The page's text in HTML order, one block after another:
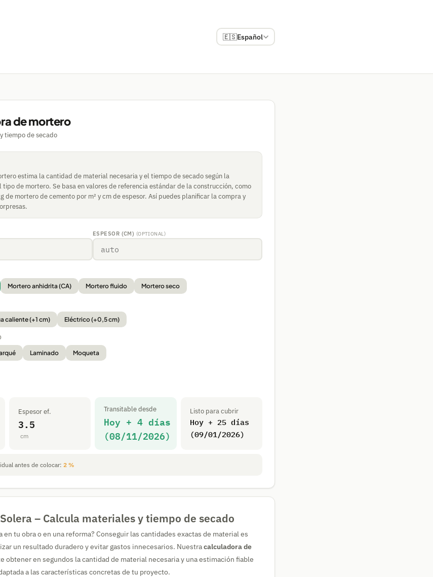
🇪🇸Español
de mortero
tiempo de secado
estima la cantidad de material necesaria y el tiempo de secado según la
tipo de mortero. Se basa en valores de referencia estándar de la construcción, como
de mortero de cemento por m² y cm de espesor. Así puedes planificar la compra y
ESPESOR (CM) (OPTIONAL)
Mortero anhidrita (CA) Mortero fluido Mortero seco
caliente (+1 cm) Eléctrico (+0,5 cm)
Laminado Moqueta
Espesor ef.
3.5
cm
Transitable desde
Hoy + 4 días
(08/11/2026)
Listo para cubrir
Hoy + 25 días
(09/01/2026)
antes de colocar: 2 %
– Calcula materiales y tiempo de secado
en tu obra o en una reforma? Conseguir las cantidades exactas de material es
un resultado duradero y evitar gastos innecesarios. Nuestracalculadora de
obtener en segundos la cantidad de material necesaria y una estimación fiable
a las características concretas de tu proyecto.